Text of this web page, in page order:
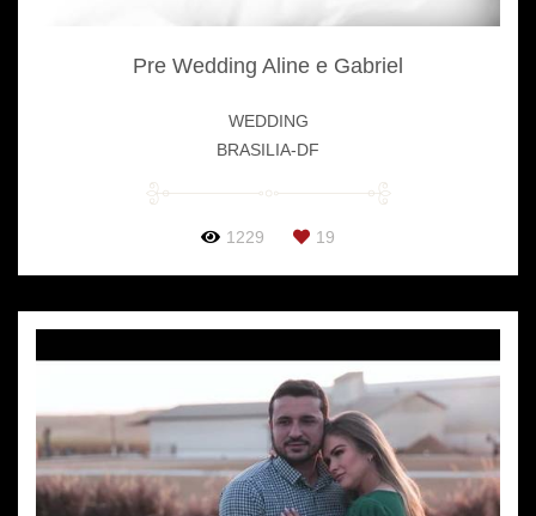
Pre Wedding Aline e Gabriel
WEDDING
BRASILIA-DF
1229 19